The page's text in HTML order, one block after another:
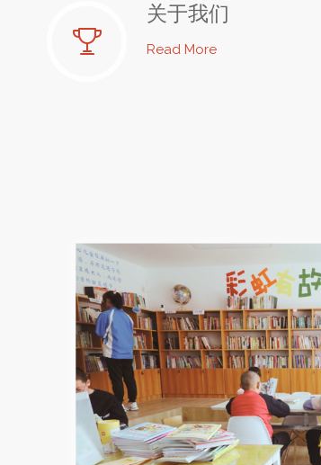
关于我们
Read More"关